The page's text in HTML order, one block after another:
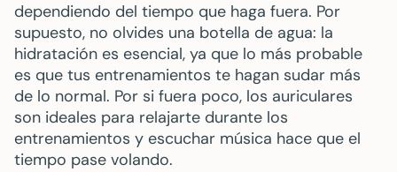
dependiendo del tiempo que haga fuera. Por
supuesto, no olvides una botella de agua: la
hidratación es esencial, ya que lo más probable
es que tus entrenamientos te hagan sudar más
de lo normal. Por si fuera poco, los auriculares
son ideales para relajarte durante los
entrenamientos y escuchar música hace que el
tiempo pase volando.